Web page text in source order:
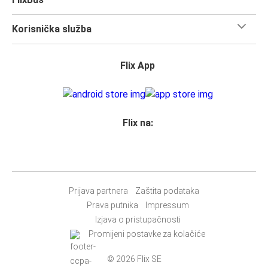
povezuje 170 gradova.
ovom poznatom gradu. Sada je vrijeme da
Što očekivati u dok putuješ FlixBusom na relaciji
Banja Luka - Venecija
udobno - a kupnja karte ne može biti jednostavnija. Možeš
Najlakši način kupnje karte je pomoću našeaplikacije
Moći ćeš izvršiti svoju kupnju u roku od nekoliko sekundi i
nema potrebe za ispisom i nošenjem karte sa sobom, jer
će tvoj telefon biti tvoja karta.
Želiš li sjediti uz obitelj ili prijatelje ili ostaviti prostor kraj
Korisnička služba
Flix App
Flix na:
Prijava partnera
Zaštita podataka
Prava putnika
Impressum
Izjava o pristupačnosti
Promijeni postavke za kolačiće
© 2026 Flix SE